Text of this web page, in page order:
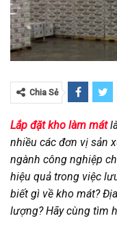
Chia Sẻ
Lắp đặt kho làm mát
nhiều các đơn vị sản
ngành công nghiệp
hiệu quả trong việc
biết gì về kho mát?
lượng? Hãy cùng tìm